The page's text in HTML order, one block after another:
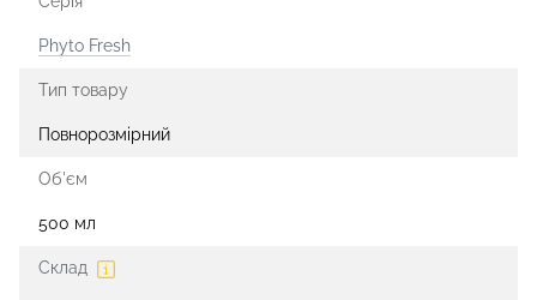
Phyto Fresh
Тип товару
Повнорозмірний
Об'єм
500 мл
Склад